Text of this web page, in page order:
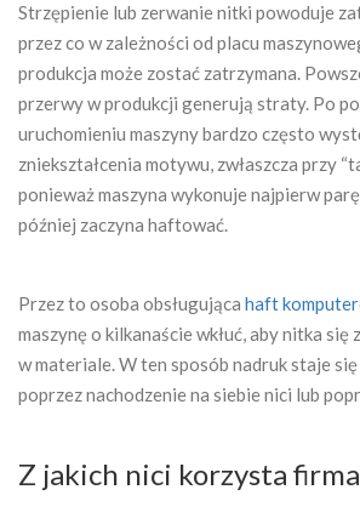
Strzępienie lub zerwanie nitki powoduje
przez co w zależności od placu
produkcja może zostać zatrzymana.
przerwy w produkcji generują straty. Po
uruchomieniu maszyny bardzo często
zniekształcenia motywu, zwłaszcza przy
ponieważ maszyna wykonuje najpierw
później zaczyna haftować.
Przez to osoba obsługująca haft
maszynę o kilkanaście wkłuć, aby nitka się
w materiale. W ten sposób nadruk staje
poprzez nachodzenie na siebie nici lub
Z jakich nici korzysta